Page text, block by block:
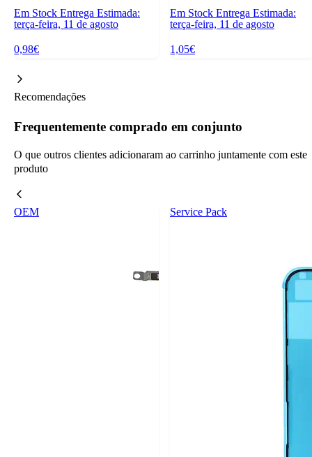
Em Stock Entrega Estimada:
terça-feira, 11 de agosto
0,98€
Em Stock Entrega Estimada:
terça-feira, 11 de agosto
1,05€
Recomendações
Frequentemente comprado em conjunto
O que outros clientes adicionaram ao carrinho juntamente com este
produto
OEM Service Pack